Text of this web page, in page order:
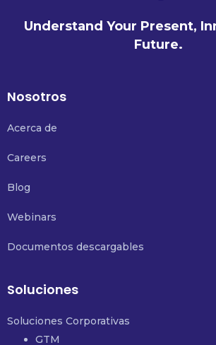
Understand Your Present,
Future.
Nosotros
Acerca de
Careers
Blog
Webinars
Documentos descargables
Soluciones
Soluciones Corporativas
GTM